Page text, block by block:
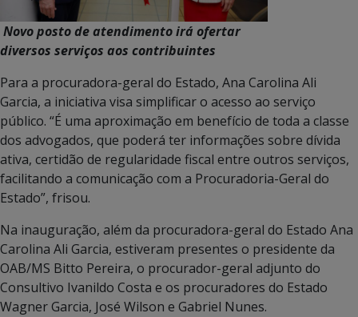
Novo posto de atendimento irá ofertar
diversos serviços aos contribuintes
Para a procuradora-geral do Estado, Ana Carolina Ali
Garcia, a iniciativa visa simplificar o acesso ao serviço
público. “É uma aproximação em benefício de toda a classe
dos advogados, que poderá ter informações sobre dívida
ativa, certidão de regularidade fiscal entre outros serviços,
facilitando a comunicação com a Procuradoria-Geral do
Estado”, frisou.
Na inauguração, além da procuradora-geral do Estado Ana
Carolina Ali Garcia, estiveram presentes o presidente da
OAB/MS Bitto Pereira, o procurador-geral adjunto do
Consultivo Ivanildo Costa e os procuradores do Estado
Wagner Garcia, José Wilson e Gabriel Nunes.